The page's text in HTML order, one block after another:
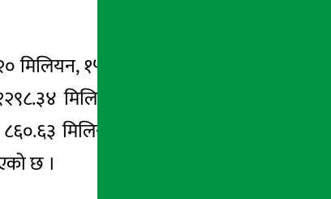
मिलियन, १५३३.७४ मिलियन, १५०२.७६
मिलियन, लक्ष्मी बैंकले १२८०.४३
मिलियन, सिभिल बैंकले ७७०.०८
छ ।